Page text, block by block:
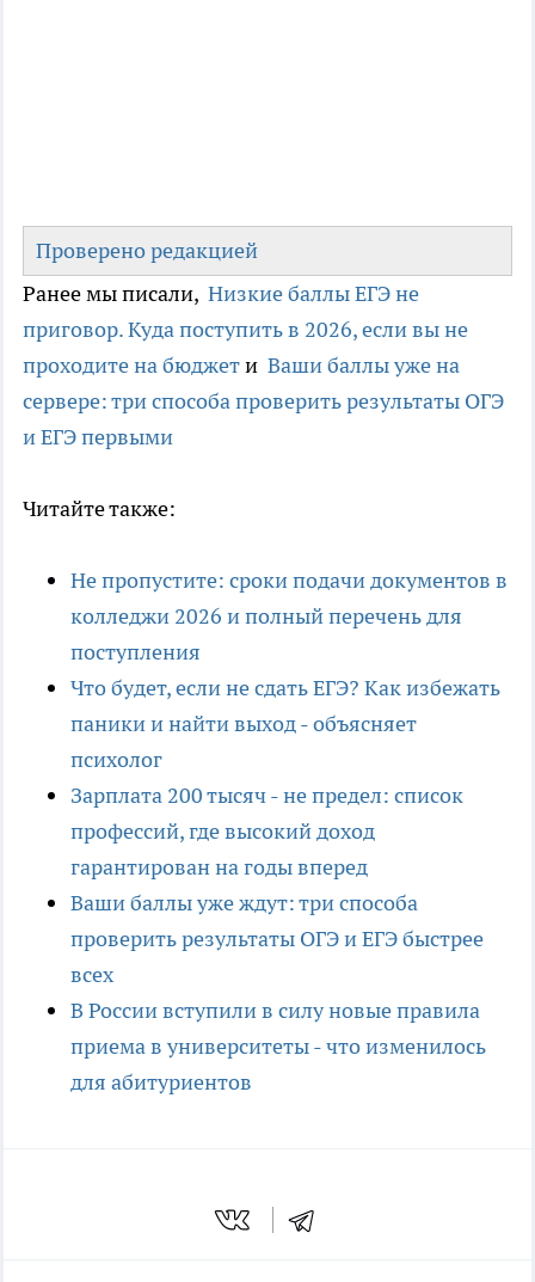
Проверено редакцией
Ранее мы писали, Низкие баллы ЕГЭ не
приговор. Куда поступить в 2026, если вы не
проходите на бюджети Ваши баллы уже на
сервере: три способа проверить результаты ОГЭ
и ЕГЭ первыми
Читайте также:
Не пропустите: сроки подачи документов в
колледжи 2026 и полный перечень для
поступления
Что будет, если не сдать ЕГЭ? Как избежать
паники и найти выход - объясняет
психолог
Зарплата 200 тысяч - не предел: список
профессий, где высокий доход
гарантирован на годы вперед
Ваши баллы уже ждут: три способа
проверить результаты ОГЭ и ЕГЭ быстрее
всех
В России вступили в силу новые правила
приема в университеты - что изменилось
для абитуриентов